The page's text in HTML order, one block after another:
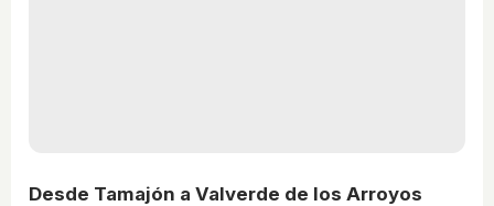
Desde Tamajón a Valverde de los Arroyos